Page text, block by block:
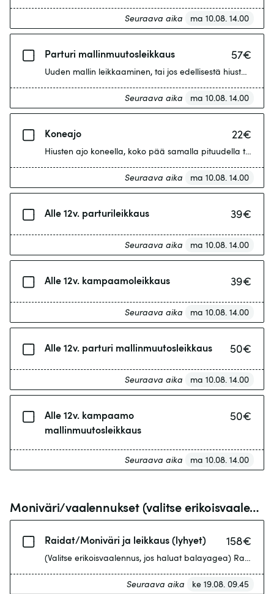
Seuraava aika ma 10.08. 14.00
Parturi mallinmuutosleikkaus 57€
Uuden mallin leikkaaminen, tai jos edellisestä
Seuraava aika ma 10.08. 14.00
Koneajo 22€
Hiusten ajo koneella, koko pää samalla pituudella tai
Seuraava aika ma 10.08. 14.00
Alle 12v. parturileikkaus 39€
Seuraava aika ma 10.08. 14.00
Alle 12v. kampaamoleikkaus 39€
Seuraava aika ma 10.08. 14.00
Alle 12v. parturi mallinmuutosleikkaus 50€
Seuraava aika ma 10.08. 14.00
Alle 12v. kampaamo
mallinmuutosleikkaus
50€
Seuraava aika ma 10.08. 14.00
Moniväri/vaalennukset (valitse erikoisvaalennus jos haluat balayagea)
Raidat/Moniväri ja leikkaus (lyhyet) 158€
(Valitse erikoisvaalennus, jos haluat balayagea) Raidat,
Seuraava aika ke 19.08. 09.45